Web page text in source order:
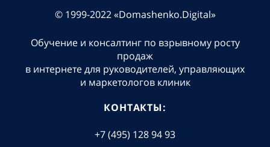
© 1999-2022 «Domashenko.Digital»
Обучение и консалтинг по взрывному росту
продаж
в интернете для руководителей, управляющих
и маркетологов клиник
КОНТАКТЫ:
+7 (495) 128 94 93